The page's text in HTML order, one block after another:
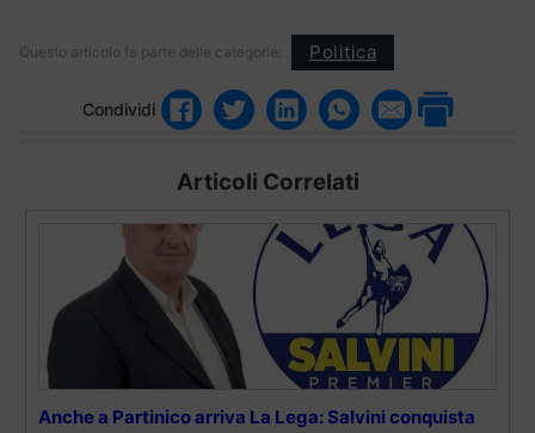
Questo articolo fa parte delle categorie: Politica
Condividi
Articoli Correlati
Anche a Partinico arriva La Lega: Salvini conquista